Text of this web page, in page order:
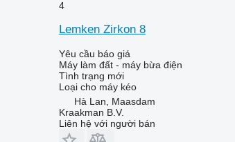
4
Lemken Zirkon 8
Yêu cầu báo giá
Máy làm đất - máy bừa điện
Tình trạng mới
Loại cho máy kéo
Hà Lan, Maasdam
Kraakman B.V.
Liên hệ với người bán